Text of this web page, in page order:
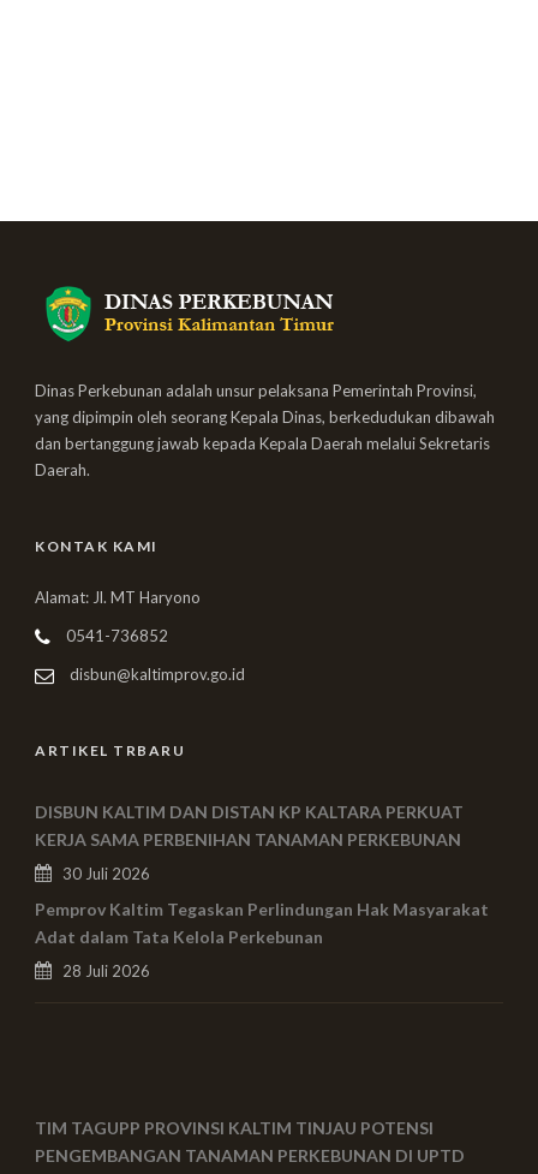
Dinas Perkebunan adalah unsur pelaksana Pemerintah Provinsi,
yang dipimpin oleh seorang Kepala Dinas, berkedudukan dibawah
dan bertanggung jawab kepada Kepala Daerah melalui Sekretaris
Daerah.
KONTAK KAMI
Alamat: Jl. MT Haryono
0541-736852
disbun@kaltimprov.go.id
ARTIKEL TRBARU
DISBUN KALTIM DAN DISTAN KP KALTARA PERKUAT
KERJA SAMA PERBENIHAN TANAMAN PERKEBUNAN
30 Juli 2026
Pemprov Kaltim Tegaskan Perlindungan Hak Masyarakat
Adat dalam Tata Kelola Perkebunan
28 Juli 2026
TIM TAGUPP PROVINSI KALTIM TINJAU POTENSI
PENGEMBANGAN TANAMAN PERKEBUNAN DI UPTD